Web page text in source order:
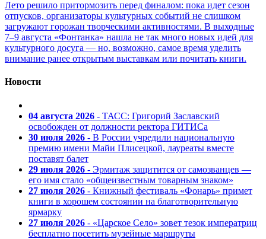
Лето решило притормозить перед финалом: пока идет сезон
отпусков, организаторы культурных событий не слишком
загружают горожан творческими активностями. В выходные
7–9 августа «Фонтанка» нашла не так много новых идей для
культурного досуга — но, возможно, самое время уделить
внимание ранее открытым выставкам или почитать книги.
Новости
04 августа 2026 - ТАСС: Григорий Заславский
освобожден от должности ректора ГИТИСа
30 июля 2026 - В России учредили национальную
премию имени Майи Плисецкой, лауреаты вместе
поставят балет
29 июля 2026 - Эрмитаж защитится от самозванцев —
его имя стало «общеизвестным товарным знаком»
27 июля 2026 - Книжный фестиваль «Фонарь» примет
книги в хорошем состоянии на благотворительную
ярмарку
27 июля 2026 - «Царское Село» зовет тезок императриц
бесплатно посетить музейные маршруты